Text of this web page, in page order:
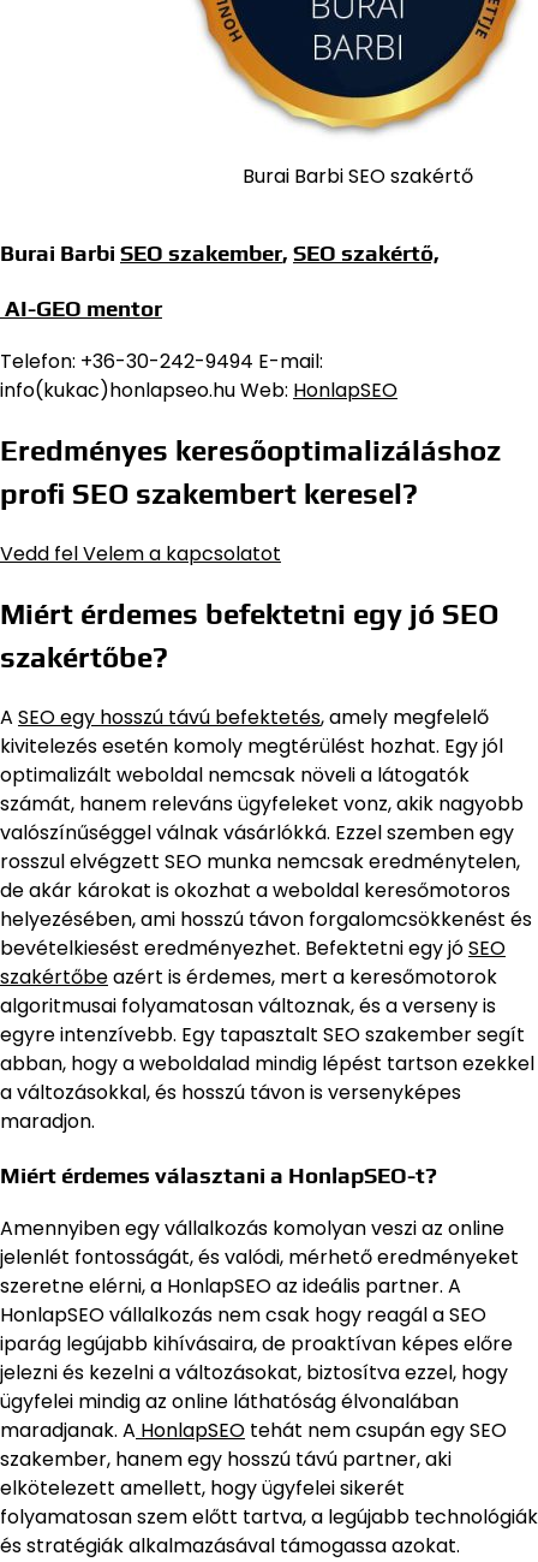
Burai Barbi SEO szakértő
Burai Barbi SEO szakember, SEO szakértő,
AI-GEO mentor
Telefon: +36-30-242-9494 E-mail:
info(kukac)honlapseo.hu Web: HonlapSEO
Eredményes keresőoptimalizáláshoz
profi SEO szakembert keresel?
Vedd fel Velem a kapcsolatot
Miért érdemes befektetni egy jó SEO
szakértőbe?
A SEO egy hosszú távú befektetés, amely megfelelő
kivitelezés esetén komoly megtérülést hozhat. Egy jól
optimalizált weboldal nemcsak növeli a látogatók
számát, hanem releváns ügyfeleket vonz, akik nagyobb
valószínűséggel válnak vásárlókká. Ezzel szemben egy
rosszul elvégzett SEO munka nemcsak eredménytelen,
de akár károkat is okozhat a weboldal keresőmotoros
helyezésében, ami hosszú távon forgalomcsökkenést és
bevételkiesést eredményezhet. Befektetni egy jóSEO
szakértőbeazért is érdemes, mert a keresőmotorok
algoritmusai folyamatosan változnak, és a verseny is
egyre intenzívebb. Egy tapasztalt SEO szakember segít
abban, hogy a weboldalad mindig lépést tartson ezekkel
a változásokkal, és hosszú távon is versenyképes
maradjon.
Miért érdemes választani a HonlapSEO-t?
Amennyiben egy vállalkozás komolyan veszi az online
jelenlét fontosságát, és valódi, mérhető eredményeket
szeretne elérni, a HonlapSEO az ideális partner. A
HonlapSEO vállalkozás nem csak hogy reagál a SEO
iparág legújabb kihívásaira, de proaktívan képes előre
jelezni és kezelni a változásokat, biztosítva ezzel, hogy
ügyfelei mindig az online láthatóság élvonalában
maradjanak. A HonlapSEO tehát nem csupán egy SEO
szakember, hanem egy hosszú távú partner, aki
elkötelezett amellett, hogy ügyfelei sikerét
folyamatosan szem előtt tartva, a legújabb technológiák
és stratégiák alkalmazásával támogassa azokat.